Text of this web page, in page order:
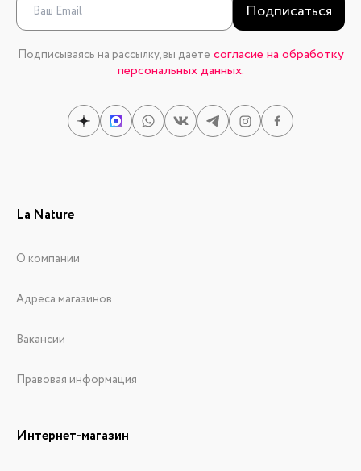
Подписаться
Подписываясь на рассылку, вы даете согласие на обработку
персональных данных.
La Nature
О компании
Адреса магазинов
Вакансии
Правовая информация
Интернет-магазин